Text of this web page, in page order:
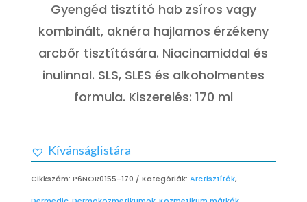
ből,
értékelé
s
alapján
Gyengéd tisztító hab zsíros vagy
kombinált, aknéra hajlamos érzékeny
arcbőr tisztítására. Niacinamiddal és
inulinnal. SLS, SLES és alkoholmentes
formula. Kiszerelés: 170 ml
Kívánságlistára
Cikkszám: P6NOR0155-170 Kategóriák: Arctisztítók,